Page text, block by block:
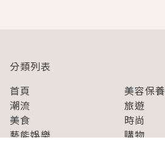
分類列表
首頁
美容保養
潮流
旅遊
美食
時尚
藝能娛樂
購物